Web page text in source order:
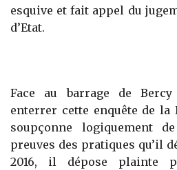
esquive et fait appel du
d’Etat.
Face au barrage de
enterrer cette enquête de la
soupçonne logiquement
preuves des pratiques qu’il
2016, il dépose plainte